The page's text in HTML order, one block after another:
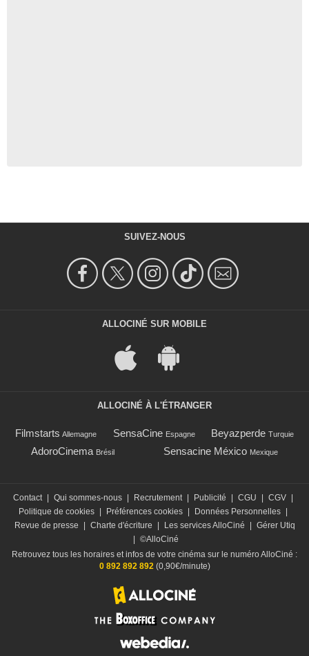
SUIVEZ-NOUS
ALLOCINÉ SUR MOBILE
ALLOCINÉ À L'ÉTRANGER
Filmstarts Allemagne SensaCine Espagne Beyazperde Turquie
AdoroCinema Brésil Sensacine México Mexique
Contact Qui sommes-nous Recrutement Publicité CGU CGV
Politique de cookies
Préférences cookies Données Personnelles
Revue de presse
Charte d'écriture Les services AlloCiné
Gérer Utiq
©AlloCiné
Retrouvez tous les horaires et infos de votre cinéma sur le numéro AlloCiné :
0 892 892 892(0,90€/minute)